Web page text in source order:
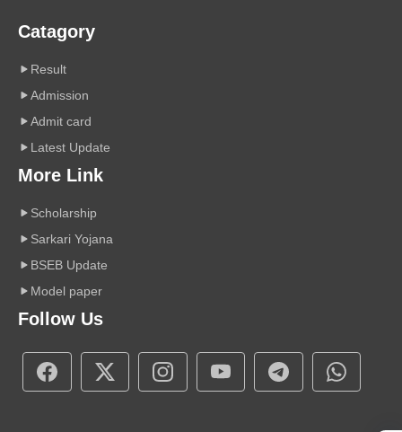
Catagory
Result
Admission
Admit card
Latest Update
More Link
Scholarship
Sarkari Yojana
BSEB Update
Model paper
Follow Us